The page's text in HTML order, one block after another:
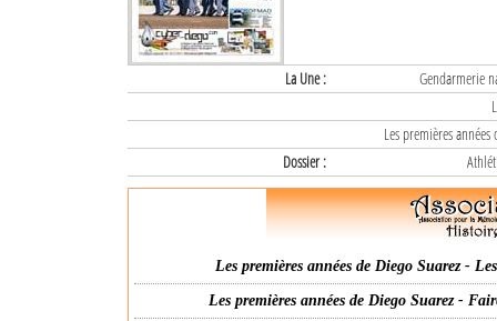
La Une :
Gendarmerie
Les premières
Dossier :
Les premières années de Diego Suarez -
Les premières années de Diego Suarez -